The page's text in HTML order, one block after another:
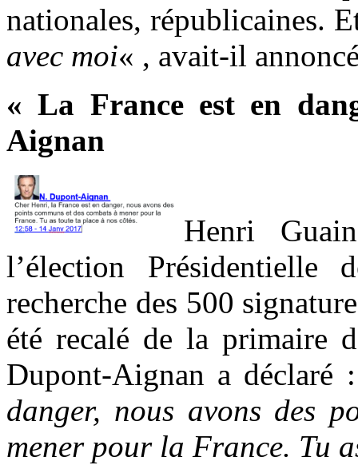
nationales, républicaines.
avec moi« , avait-il
« La France est en
Aignan
Henri
l’élection
recherche des 500
été recalé de la primaire
Dupont-Aignan a déclaré
danger, nous avons des
mener pour la France. Tu